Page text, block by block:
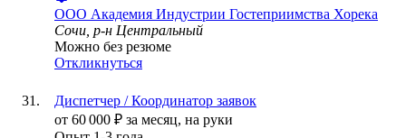
ООО Академия Индустрии Гостеприимства Хорека
Сочи, р-н Центральный
Можно без резюме
Откликнуться
Диспетчер / Координатор заявок
от 60 000 ₽ за месяц, на руки